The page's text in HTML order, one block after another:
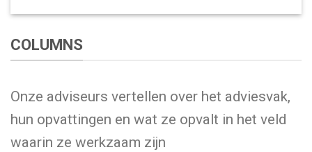
COLUMNS
Onze adviseurs vertellen over het adviesvak,
hun opvattingen en wat ze opvalt in het veld
waarin ze werkzaam zijn